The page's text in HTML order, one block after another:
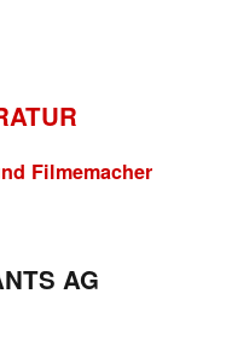
Filmemacher
AG